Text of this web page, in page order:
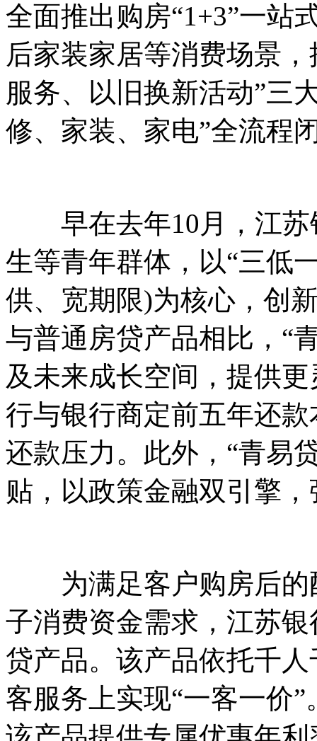
全面推出购房“1+3”一站
后家装家居等消费场景
服务、以旧换新活动”三
修、家装、家电”全流程
早在去年10月，江苏
生等青年群体，以“三低
供、宽期限)为核心，创
与普通房贷产品相比，“
及未来成长空间，提供
行与银行商定前五年还
还款压力。此外，“青易
贴，以政策金融双引擎
为满足客户购房后的
子消费资金需求，江苏
贷产品。该产品依托千
客服务上实现“一客一价